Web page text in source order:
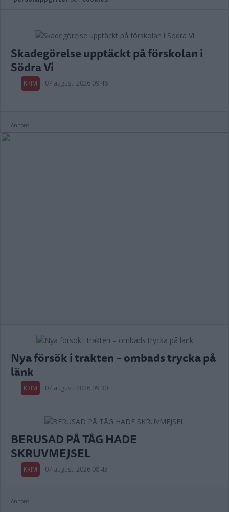
Skadegörelse upptäckt på förskolan i
Södra Vi
KRIM 07 augusti 2026 09.46
Annons:
Nya försök i trakten – ombads trycka på
länk
KRIM 07 augusti 2026 09.30
BERUSAD PÅ TÅG HADE
SKRUVMEJSEL
KRIM 07 augusti 2026 08.43
Annons: